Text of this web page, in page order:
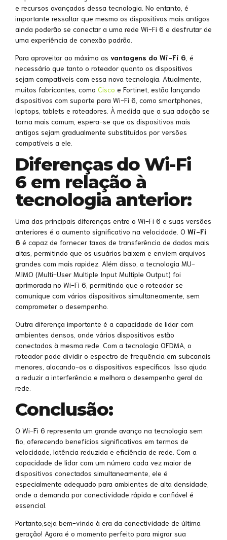
e recursos avançados dessa tecnologia. No entanto, é
importante ressaltar que mesmo os dispositivos mais antigos
ainda poderão se conectar a uma rede Wi-Fi 6 e desfrutar de
uma experiência de conexão padrão.
Para aproveitar ao máximo as vantagens do Wi-Fi 6 , é
necessário que tanto o roteador quanto os dispositivos
sejam compatíveis com essa nova tecnologia. Atualmente,
muitos fabricantes, como Cisco e Fortinet, estão lançando
dispositivos com suporte para Wi-Fi 6, como smartphones,
laptops, tablets e roteadores. À medida que a sua adoção se
torna mais comum, espera-se que os dispositivos mais
antigos sejam gradualmente substituídos por versões
compatíveis a ele.
Diferenças do Wi-Fi
6 em relação à
tecnologia anterior:
Uma das principais diferenças entre o Wi-Fi 6 e suas versões
anteriores é o aumento significativo na velocidade. O Wi-Fi
6 é capaz de fornecer taxas de transferência de dados mais
altas, permitindo que os usuários baixem e enviem arquivos
grandes com mais rapidez. Além disso, a tecnologia MU-
MIMO (Multi-User Multiple Input Multiple Output) foi
aprimorada no Wi-Fi 6, permitindo que o roteador se
comunique com vários dispositivos simultaneamente, sem
comprometer o desempenho.
Outra diferença importante é a capacidade de lidar com
ambientes densos, onde vários dispositivos estão
conectados à mesma rede. Com a tecnologia OFDMA, o
roteador pode dividir o espectro de frequência em subcanais
menores, alocando-os a dispositivos específicos. Isso ajuda
a reduzir a interferência e melhora o desempenho geral da
rede.
Conclusão:
O Wi-Fi 6 representa um grande avanço na tecnologia sem
fio, oferecendo benefícios significativos em termos de
velocidade, latência reduzida e eficiência de rede. Com a
capacidade de lidar com um número cada vez maior de
dispositivos conectados simultaneamente, ele é
especialmente adequado para ambientes de alta densidade,
onde a demanda por conectividade rápida e confiável é
essencial.
Portanto,seja bem-vindo à era da conectividade de última
geração! Agora é o momento perfeito para migrar sua